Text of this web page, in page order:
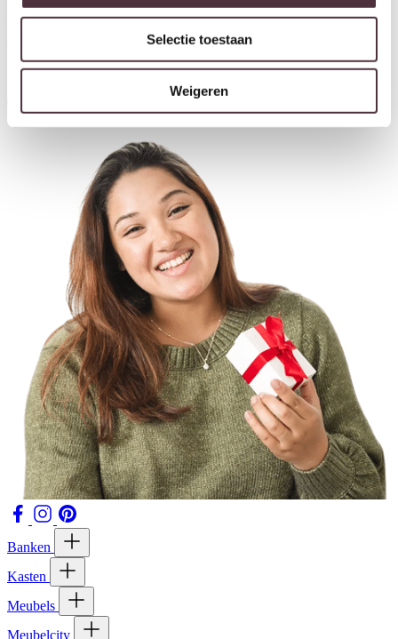
Selectie toestaan
Weigeren
Meldt u aan voor onze nieuwsbrief en ontvang €20,- shoptegoed
voor uw volgende bestelling van minimaal €200,- (niet geldig op
Inschrijven
Banken
Kasten
Meubels
Meubelcity